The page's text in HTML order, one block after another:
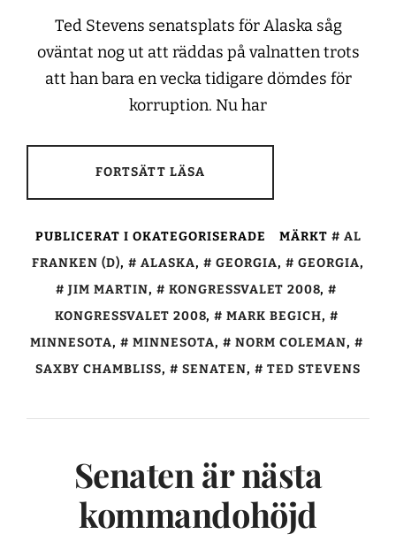
Ted Stevens senatsplats för Alaska såg
oväntat nog ut att räddas på valnatten trots
att han bara en vecka tidigare dömdes för
korruption. Nu har
FORTSÄTT LÄSA
PUBLICERAT I OKATEGORISERADE MÄRKT
AL
FRANKEN (D), ALASKA, GEORGIA, GEORGIA,
JIM MARTIN, KONGRESSVALET 2008,
KONGRESSVALET 2008, MARK BEGICH,
MINNESOTA, MINNESOTA, NORM COLEMAN,
SAXBY CHAMBLISS, SENATEN, TED STEVENS
Senaten är nästa
kommandohöjd